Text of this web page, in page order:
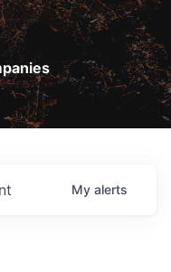
My alerts